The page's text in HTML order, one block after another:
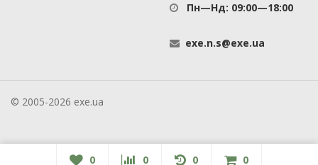
Пн—Нд: 09:00—18:00
exe.n.s@exe.ua
© 2005-2026 exe.ua
0 0 0 0